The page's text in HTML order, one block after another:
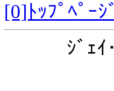
[0]ﾄｯﾌﾟﾍﾟｰｼ
ｼﾞｪ